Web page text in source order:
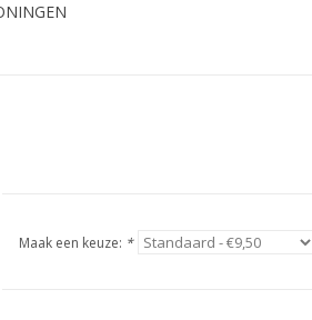
Maak een keuze: *